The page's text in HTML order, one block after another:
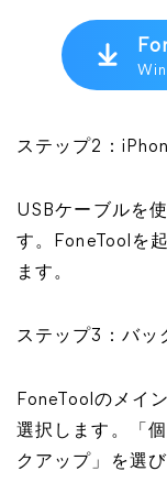
ステップ2：
USBケーブルを
す。FoneToolを
ます。
ステップ3：バッ
FoneToolのメイ
選択します。「
クアップ」を選び